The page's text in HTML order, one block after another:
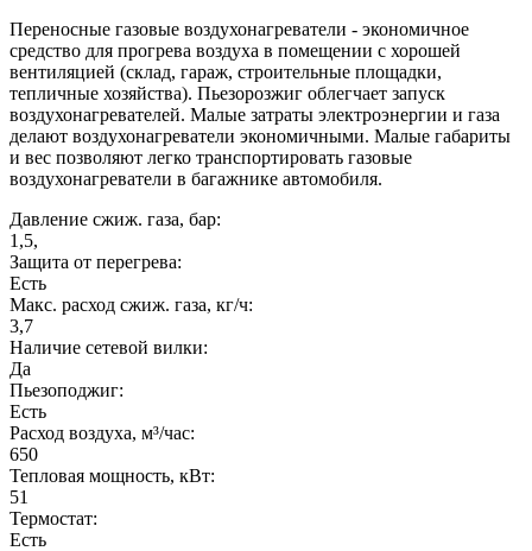
Переносные газовые воздухонагреватели - экономичное
средство для прогрева воздуха в помещении c хорошей
вентиляцией (склад, гараж, строительные площадки,
тепличные хозяйства). Пьезорозжиг облегчает запуск
воздухонагревателей. Малые затраты электроэнергии и газа
делают воздухонагреватели экономичными. Малые габариты
и вес позволяют легко транспортировать газовые
воздухонагреватели в багажнике автомобиля.
Давление сжиж. газа, бар:
1,5,
Защита от перегрева:
Есть
Макс. расход сжиж. газа, кг/ч:
3,7
Наличие сетевой вилки:
Да
Пьезоподжиг:
Есть
Расход воздуха, м³/час:
650
Тепловая мощность, кВт:
51
Термостат:
Есть